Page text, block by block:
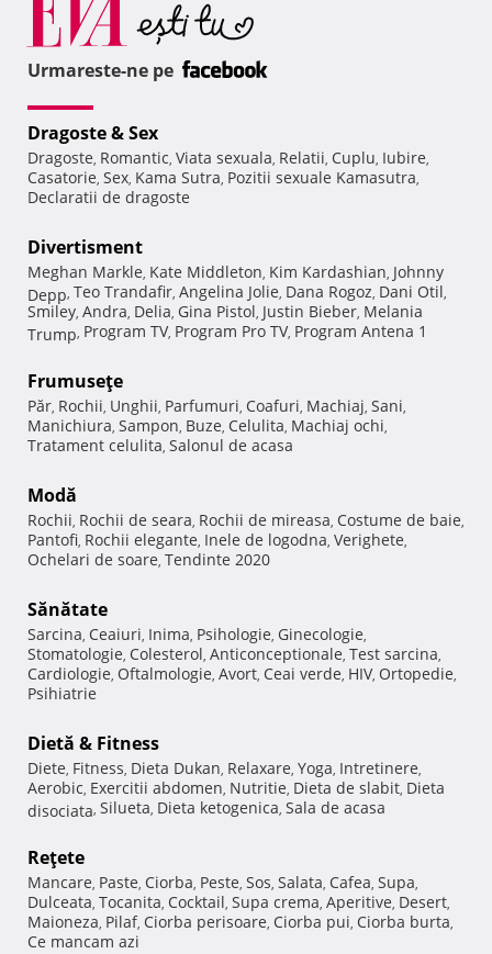
Urmareste-ne pe
Dragoste & Sex
Dragoste, Romantic, Viata sexuala, Relatii, Cuplu, Iubire,
Casatorie, Sex, Kama Sutra, Pozitii sexuale Kamasutra,
Declaratii de dragoste
Divertisment
Meghan Markle, Kate Middleton, Kim Kardashian, Johnny
Depp, Teo Trandafir, Angelina Jolie, Dana Rogoz, Dani Otil,
Smiley, Andra, Delia, Gina Pistol, Justin Bieber, Melania
Trump, Program TV, Program Pro TV, Program Antena 1
Frumuseţe
Păr, Rochii, Unghii, Parfumuri, Coafuri, Machiaj, Sani,
Manichiura, Sampon, Buze, Celulita, Machiaj ochi,
Tratament celulita, Salonul de acasa
Modă
Rochii, Rochii de seara, Rochii de mireasa, Costume de baie,
Pantofi, Rochii elegante, Inele de logodna, Verighete,
Ochelari de soare, Tendinte 2020
Sănătate
Sarcina, Ceaiuri, Inima, Psihologie, Ginecologie,
Stomatologie, Colesterol, Anticonceptionale, Test sarcina,
Cardiologie, Oftalmologie, Avort, Ceai verde, HIV, Ortopedie,
Psihiatrie
Dietă & Fitness
Diete, Fitness, Dieta Dukan, Relaxare, Yoga, Intretinere,
Aerobic, Exercitii abdomen, Nutritie, Dieta de slabit, Dieta
disociata, Silueta, Dieta ketogenica, Sala de acasa
Reţete
Mancare, Paste, Ciorba, Peste, Sos, Salata, Cafea, Supa,
Dulceata, Tocanita, Cocktail, Supa crema, Aperitive, Desert,
Maioneza, Pilaf, Ciorba perisoare, Ciorba pui, Ciorba burta,
Ce mancam azi